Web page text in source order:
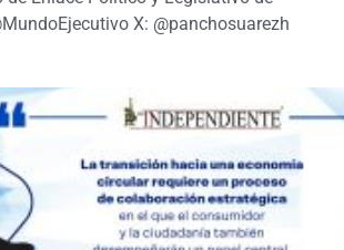
X: @panchosuarezh